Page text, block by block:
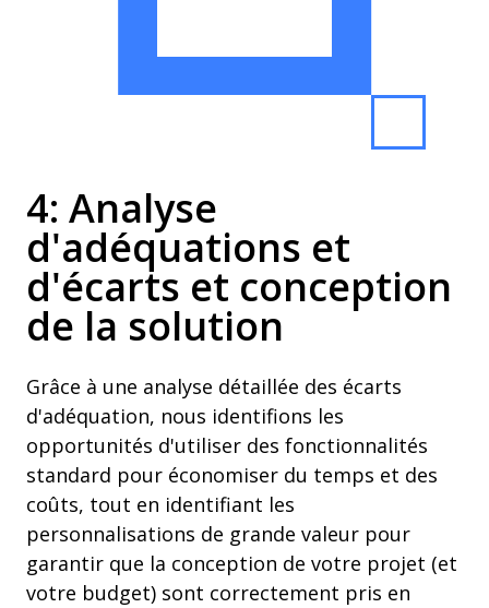
4: Analyse
d'adéquations et
d'écarts et conception
de la solution
Grâce à une analyse détaillée des écarts
d'adéquation, nous identifions les
opportunités d'utiliser des fonctionnalités
standard pour économiser du temps et des
coûts, tout en identifiant les
personnalisations de grande valeur pour
garantir que la conception de votre projet (et
votre budget) sont correctement pris en